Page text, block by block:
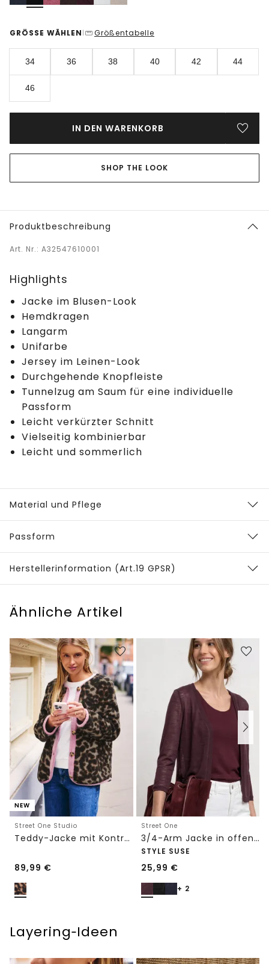
GRÖSSE WÄHLEN | Größentabelle
34 36 38 40 42 44
46
IN DEN WARENKORB
SHOP THE LOOK
Produktbeschreibung
Art. Nr.: A32547610001
Highlights
Jacke im Blusen-Look
Hemdkragen
Langarm
Unifarbe
Jersey im Leinen-Look
Durchgehende Knopfleiste
Tunnelzug am Saum für eine individuelle
Passform
Leicht verkürzter Schnitt
Vielseitig kombinierbar
Leicht und sommerlich
Material und Pflege
Passform
Herstellerinformation (Art.19 GPSR)
Ähnliche Artikel
NEW
Street One Studio
Teddy-Jacke mit Kontrastdetail
89,99 €
Street One
3/4-Arm Jacke in offener Passform
STYLE SUSE
25,99 €
+ 2
Layering‑Ideen